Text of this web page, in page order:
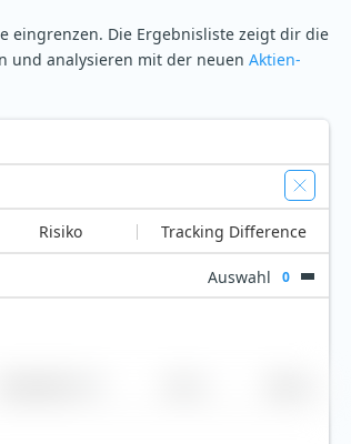
eingrenzen. Die Ergebnisliste zeigt dir die
und analysieren mit der neuen Aktien-
Risiko Tracking Difference
Auswahl 0